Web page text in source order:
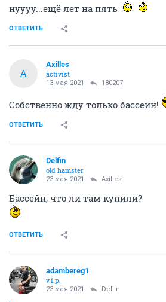
нуууу...ещё лет на пять
ОТВЕТИТЬ
A
Axilles
activist
13 мая 2021 180207
Собственно жду только бассейн!
ОТВЕТИТЬ
Delfin
old hamster
23 мая 2021 Axilles
Бассейн, что ли там купили?
ОТВЕТИТЬ
adambereg1
v.i.p.
23 мая 2021 Delfin